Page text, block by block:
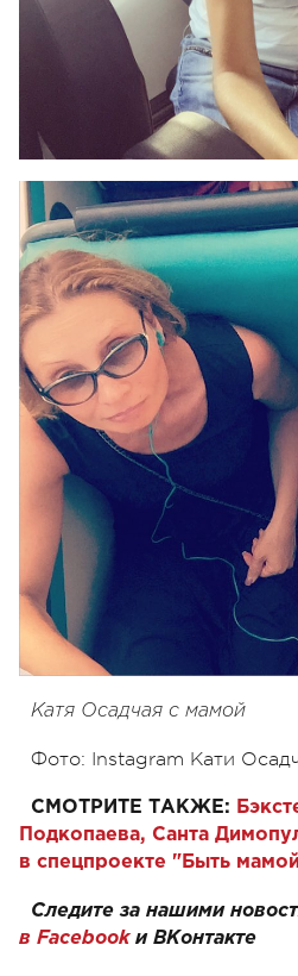
Катя Осадчая с мамой
Фото: Instagram Кати
СМОТРИТЕ ТАКЖЕ:
Подкопаева, Санта
в спецпроекте "Быть
Следите за нашими
в Facebookи ВКонтакте